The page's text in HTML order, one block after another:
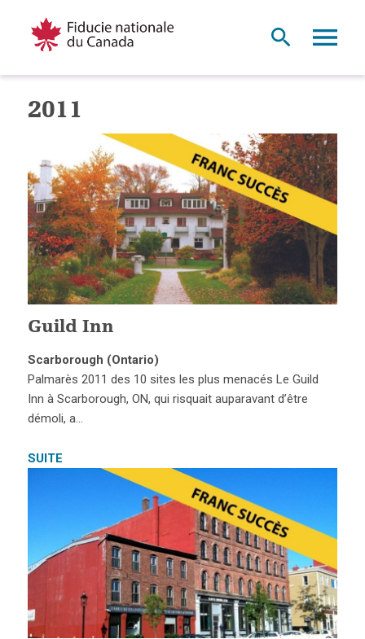
2011
Guild Inn
Scarborough (Ontario)
Palmarès 2011 des 10 sites les plus menacés Le Guild
Inn à Scarborough, ON, qui risquait auparavant d’être
démoli, a…
SUITE